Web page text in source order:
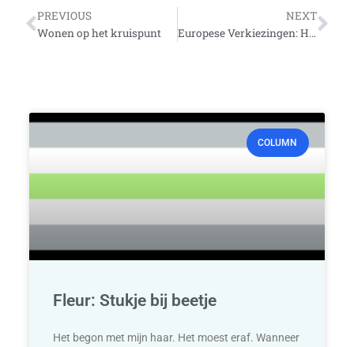
Vorige
PREVIOUS
Wonen op het kruispunt
NEXT
Europese Verkiezingen: Hoe zetten de Nederlandse partijen zich in voor de LHBTQIA+ gemeenschap?
COLUMN
Fleur: Stukje bij beetje
Het begon met mijn haar. Het moest eraf. Wanneer